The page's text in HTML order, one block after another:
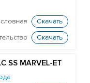
Скачать
Скачать
SS MARVEL-ET